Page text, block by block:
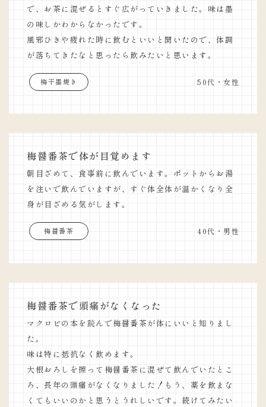
で、お茶に混ぜるとすぐ広がっていきました。味は墨
の味しかわからなかったです。
風邪ひきや疲れた時に飲むといいと聞いたので、体調
が落ちてきたなと思ったら飲みたいと思います。
梅干墨焼き 50代・女性
梅醤番茶で体が目覚めます
朝目ざめて、食事前に飲んでいます。ポットからお湯
を注いで飲んでいますが、すぐ体全体が温かくなり全
身が目ざめる気がします。
梅醤番茶 40代・男性
梅醤番茶で頭痛がなくなった
マクロビの本を読んで梅醤番茶が体にいいと知りまし
た。
味は特に抵抗なく飲めます。
大根おろしを擦って梅醤番茶に混ぜて飲んでいたとこ
ろ、長年の頭痛がなくなりました！もう、薬を飲まな
くてもいいのかと思うとうれしいです。続けてみたい